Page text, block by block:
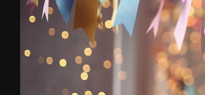
अपने बेहतरीन काम को बनाने के लिए क्रिएटिव
क्रिएटिव, एंटरप्राइजेज, एजेंसियों और स्टूडियो में
मिलियन से ज़्यादा सब्सक्राइबर।
हिन्दी